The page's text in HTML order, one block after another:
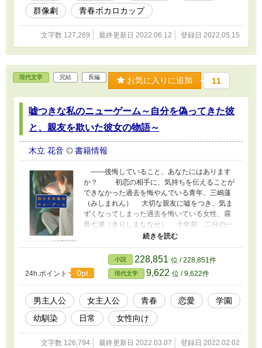
（ときごえやま）に向かうといいよ、と夏南に
聞かされた鮫島真人（さめじままさと）は、新
條光莉（しんじょうひかり）、南涼子（みなみ
りょうこ）、に都を加えた四人で山の中腹を目
指すことに。 その道中。『同じ道筋を誰かが
とで、増えた人物の『正体』が、段々と浮き彫
りになっていくのであった。 増えたのは誰
だ？ 増えた者はいずれ消えるのか？ 恋愛×
は、小説家になろう、カクヨム、ノベルアップ
プラス、Solispiaでも連載しています。 ※表
紙画像は、SKIMAを通じて知様に描いて頂きま
した。 ※【これは、僕が贈る無償の愛だ】
に、幽八花あかね様から頂いたFAを。【十年
後。舞台は再び神無し島】に、知様から頂いた
FAを追加しました。 ありがとうございまし
た。
群像劇
青春ボカロカップ
文字数 127,269 最終更新日 2022.06.12 登録日 2022.05.15
現代文学 完結 長編 お気に入りに追加 11
嘘つきな私のニューゲーム～自分を偽ってきた彼
と、親友を欺いた彼女の物語～
木立 花音 書籍情報
――後悔していること、あなたにはあります
か？ 初恋の相手に、気持ちを伝えることが
できなかった過去を悔やんでいる青年、三嶋蓮
（みしまれん） 大切な親友に嘘をつき、気ま
ずくなってしまった過去を悔いている女性、霧
島七瀬（きりしまななせ） 十年前、二分の一
成人式で当時小学生だった自分が現在の自分に
書いた手紙がタイムカプセルから出てきたと
き、二人の心の傷がよみがえる。 そんなな
か、蓮の前に現れたのは、雨の日だけバス停に
佇んでいるちょっと不思議なセーラー服の少
女。 少女の姿は、二人の共通の友人だった森
川菫（もりかわすみれ）と何故か瓜二つで？
少女と森川菫の共通点が見えてくるにつれて、
蓮が忘れかけていた純粋な恋心と、七瀬が隠し
だった。 これは、未練を解消していくため
24h.ポイント 0pt
小説 228,851 位 / 228,851件
現代文学 9,622 位 / 9,622件
男主人公 女主人公 青春 恋愛
学園
幼馴染
日常 女性向け
文字数 126,794 最終更新日 2022.03.07 登録日 2022.02.02